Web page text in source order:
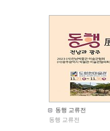
동행 교류전
동행 교류전